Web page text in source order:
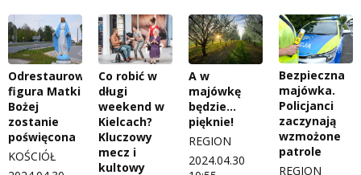
Odrestaurowana
figura Matki
Bożej
zostanie
poświęcona
KOŚCIÓŁ
Co robić w
długi
weekend w
Kielcach?
Kluczowy
mecz i
kultowy
A w
majówkę
będzie…
pięknie!
REGION
2024.04.30
Bezpieczna
majówka.
Policjanci
zaczynają
wzmożone
patrole
REGION